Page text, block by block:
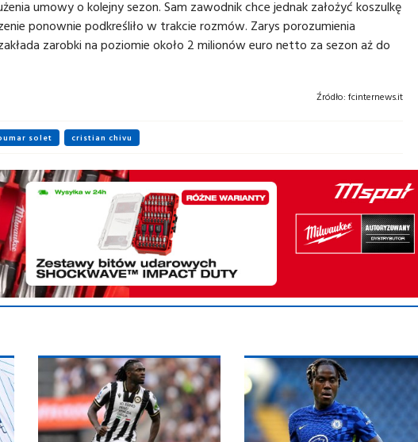
umowy o kolejny sezon. Sam zawodnik chce jednak założyć koszulkę
ponownie podkreśliło w trakcie rozmów. Zarys porozumienia
zarobki na poziomie około 2 milionów euro netto za sezon aż do
Źródło: fcinternews.it
solet cristian chivu